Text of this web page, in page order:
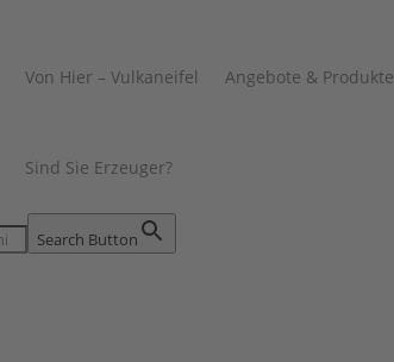
Von Hier – Vulkaneifel Angebote & Produkte
Sind Sie Erzeuger?
Search Button